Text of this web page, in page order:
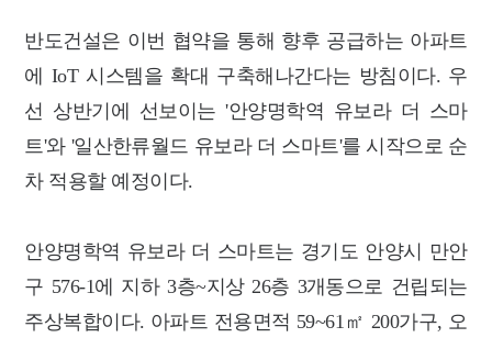
반도건설은 이번 협약을 통해 향후 공급하는 아파트
에 IoT 시스템을 확대 구축해나간다는 방침이다. 우
선 상반기에 선보이는 '안양명학역 유보라 더 스마
트'와 '일산한류월드 유보라 더 스마트'를 시작으로 순
차 적용할 예정이다.
안양명학역 유보라 더 스마트는 경기도 안양시 만안
구 576-1에 지하 3층~지상 26층 3개동으로 건립되는
주상복합이다. 아파트 전용면적 59~61㎡ 200가구, 오